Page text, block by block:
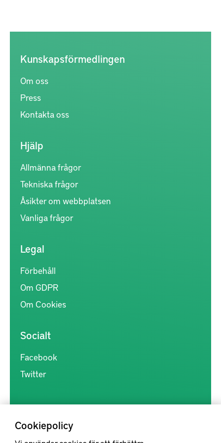
Cookiepolicy
Kunskapsförmedlingen
Om oss
Press
Kontakta oss
Hjälp
Allmänna frågor
Tekniska frågor
Åsikter om webbplatsen
Vanliga frågor
Legal
Förbehåll
Om GDPR
Om Cookies
Socialt
Facebook
Twitter